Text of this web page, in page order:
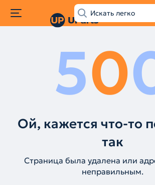
50
Ой, кажется что-то
так
Страница была удалена или
неправильным.